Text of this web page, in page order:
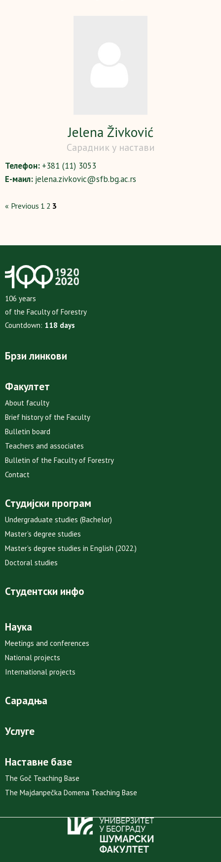
Јelena Živković
Сарадник у настави
Телефон: +381 (11) 3053
Е-маил: jelena.zivkovic@sfb.bg.ac.rs
« Previous 1 2 3
106 years
of the Faculty of Forestry
Countdown: 118 days
Брзи линкови
Факултет
About faculty
Brief history of the Faculty
Bulletin board
Teachers and associates
Bulletin of the Faculty of Forestry
Contact
Студијски програм
Undergraduate studies (Bachelor)
Master’s degree studies
Master’s degree studies in English (2022.)
Doctoral studies
Студентски инфо
Наука
Meetings and conferences
National projects
International projects
Сарадња
Услуге
Наставне базе
The Goč Teaching Base
The Majdanpečka Domena Teaching Base